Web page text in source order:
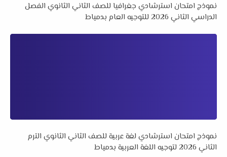
نموذج امتحان استرشادي جغرافيا للصف الثاني الثانوي الفصل
الدراسي الثاني 2026 للتوجيه العام بدمياط
نموذج امتحان استرشادي لغة عربية للصف الثاني الثانوي الترم
الثاني 2026 لتوجيه اللغة العربية بدمياط